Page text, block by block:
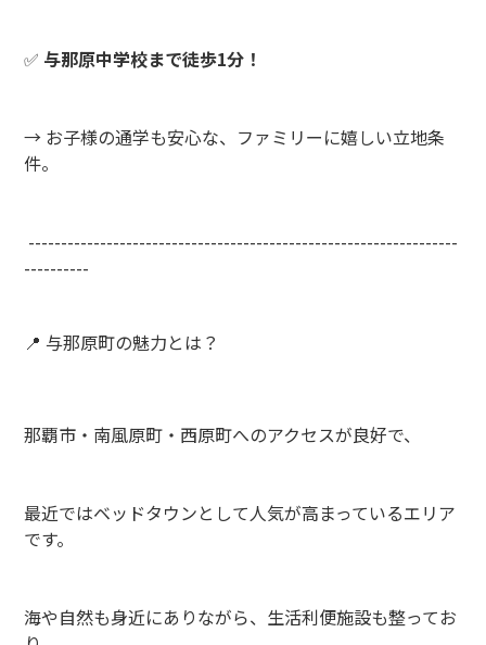
✅ 与那原中学校まで徒歩1分！
→ お子様の通学も安心な、ファミリーに嬉しい立地条
件。
------------------------------------------------------------------
----------
📍 与那原町の魅力とは？
那覇市・南風原町・西原町へのアクセスが良好で、
最近ではベッドタウンとして人気が高まっているエリア
です。
海や自然も身近にありながら、生活利便施設も整ってお